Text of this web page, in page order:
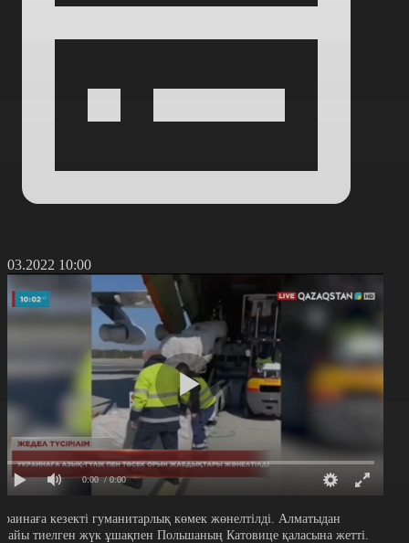
10:00
0:00 / 0:00
кезекті гуманитарлық көмек жөнелтілді. Алматыдан
тиелген жүк ұшақпен Польшаның Катовице қаласына жетті.